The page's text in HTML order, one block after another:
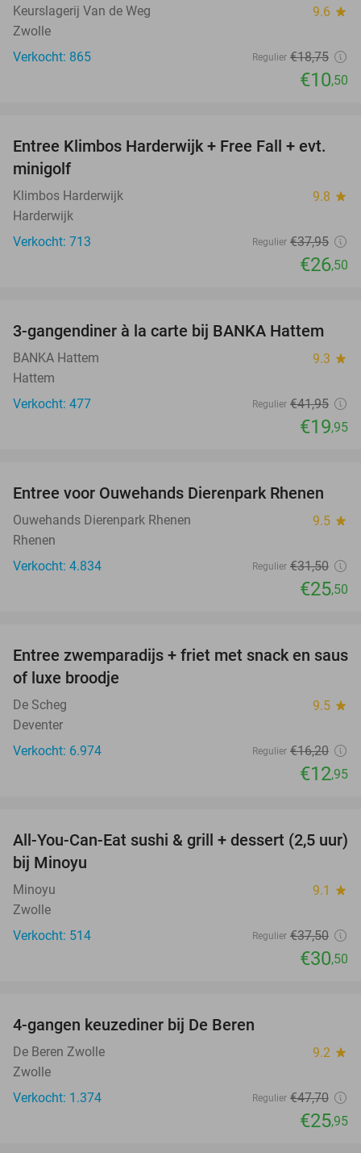
Keurslagerij Van de Weg 9.6 star
Zwolle
Verkocht: 865
Regulier €18,75
€10,50
30%
Entree Klimbos Harderwijk + Free Fall + evt.
minigolf
Klimbos Harderwijk 9.8 star
Harderwijk
Verkocht: 713
Regulier €37,95
€26,50
52%
3-gangendiner à la carte bij BANKA Hattem
BANKA Hattem 9.3 star
Hattem
Verkocht: 477
Regulier €41,95
€19,95
19%
Entree voor Ouwehands Dierenpark Rhenen
Ouwehands Dierenpark Rhenen 9.5 star
Rhenen
Verkocht: 4.834
Regulier €31,50
€25,50
20%
Entree zwemparadijs + friet met snack en saus
of luxe broodje
De Scheg 9.5 star
Deventer
Verkocht: 6.974
Regulier €16,20
€12,95
19%
All-You-Can-Eat sushi & grill + dessert (2,5 uur)
bij Minoyu
Minoyu 9.1 star
Zwolle
Verkocht: 514
Regulier €37,50
€30,50
4-gangen keuzediner bij De Beren
De Beren Zwolle 9.2 star
Zwolle
Verkocht: 1.374
Regulier €47,70
€25,95